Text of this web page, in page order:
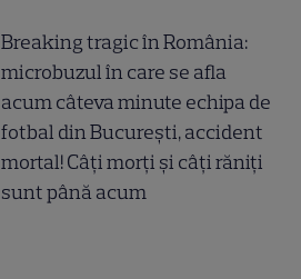
Breaking tragic în România:
microbuzul în care se afla
acum câteva minute echipa de
fotbal din București, accident
mortal! Câți morți și câți răniți
sunt până acum